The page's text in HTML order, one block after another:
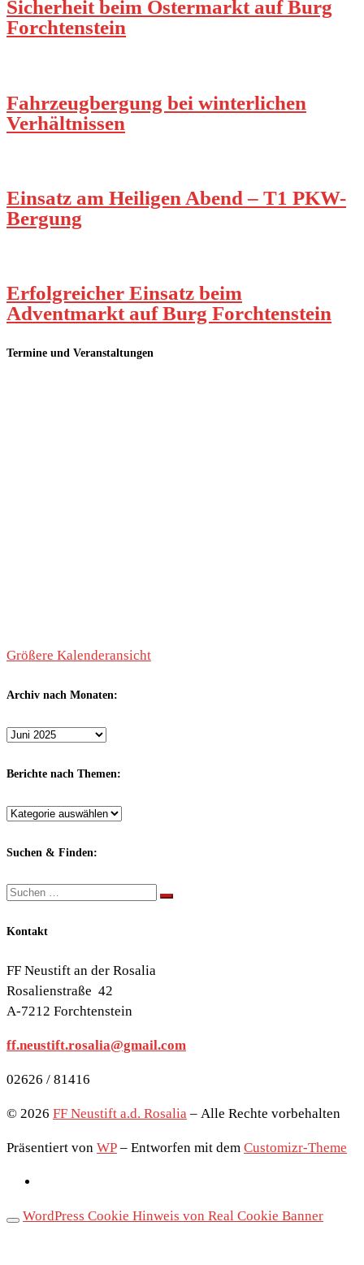
Sicherheit beim Ostermarkt auf Burg
Forchtenstein
Fahrzeugbergung bei winterlichen
Verhältnissen
Einsatz am Heiligen Abend – T1 PKW-
Bergung
Erfolgreicher Einsatz beim
Adventmarkt auf Burg Forchtenstein
Termine und Veranstaltungen
Größere Kalenderansicht
Archiv nach Monaten:
Archiv
Monaten:
Berichte nach Themen:
Berichte
Themen:
Suchen & Finden:
Suche
Suchen …
Kontakt
FF Neustift an der Rosalia
Rosalienstraße 42
A-7212 Forchtenstein
ff.neustift.rosalia@gmail.com
02626 / 81416
© 2026 FF Neustift a.d. Rosalia – Alle Rechte vorbehalten
Präsentiert von WP – Entworfen mit dem Customizr-Theme
WordPress Cookie Hinweis von Real Cookie Banner